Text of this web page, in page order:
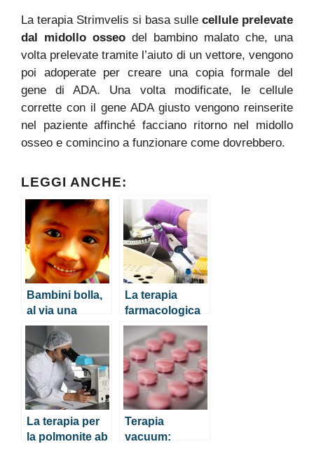
La terapia Strimvelis si basa sulle cellule prelevate
dal midollo osseo del bambino malato che, una
volta prelevate tramite l’aiuto di un vettore, vengono
poi adoperate per creare una copia formale del
gene di ADA. Una volta modificate, le cellule
corrette con il gene ADA giusto vengono reinserite
nel paziente affinché facciano ritorno nel midollo
osseo e comincino a funzionare come dovrebbero.
LEGGI ANCHE:
Bambini bolla,
al via una
terapia genica
salvavita
La terapia
farmacologica
per l’Alzheimer
La terapia per
la polmonite ab
Terapia
vacuum: